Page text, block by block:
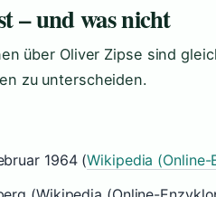
– und was nicht
über Oliver Zipse sind
zu unterscheiden.
1964 (Wikipedia